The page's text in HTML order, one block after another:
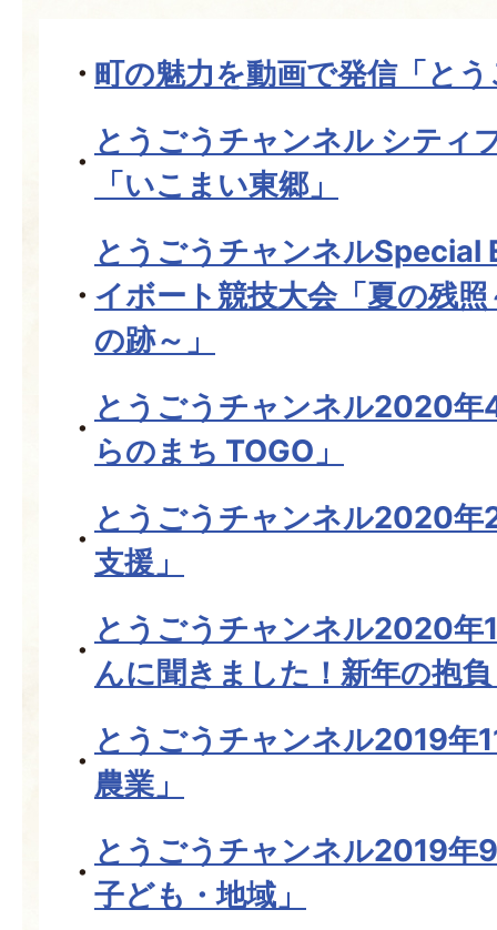
町の魅力を動画で発信「と
とうごうチャンネル シティ
「いこまい東郷」
とうごうチャンネルSpecial
イボート競技大会「夏の残
の跡～」
とうごうチャンネル2020年
らのまち TOGO」
とうごうチャンネル2020年
支援」
とうごうチャンネル2020年
んに聞きました！新年の抱
とうごうチャンネル2019年
農業」
とうごうチャンネル2019年
子ども・地域」